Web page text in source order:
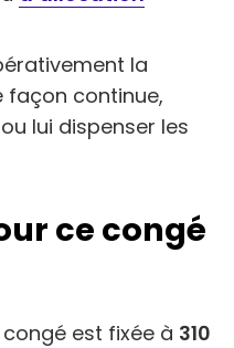
la
façon continue,
lui dispenser les
ce congé
est fixée à 310